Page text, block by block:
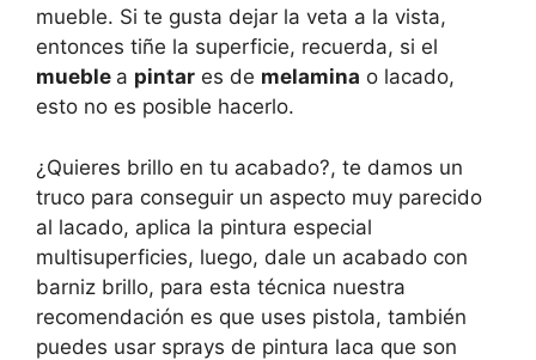
mueble. Si te gusta dejar la veta a la vista,
entonces tiñe la superficie, recuerda, si el
mueble a pintar es de melamina o lacado,
esto no es posible hacerlo.
¿Quieres brillo en tu acabado?, te damos un
truco para conseguir un aspecto muy parecido
al lacado, aplica la pintura especial
multisuperficies, luego, dale un acabado con
barniz brillo, para esta técnica nuestra
recomendación es que uses pistola, también
puedes usar sprays de pintura laca que son